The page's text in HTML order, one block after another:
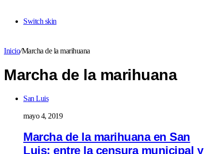
Switch skin
Inicio/Marcha de la marihuana
Marcha de la marihuana
San Luis
mayo 4, 2019
Marcha de la marihuana en San
Luis: entre la censura municipal y